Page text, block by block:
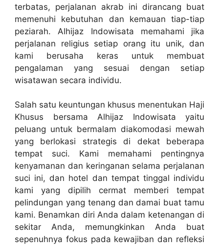
terbatas, perjalanan akrab ini dirancang buat
memenuhi kebutuhan dan kemauan tiap-tiap
peziarah. Alhijaz Indowisata memahami jika
perjalanan religius setiap orang itu unik, dan
kami berusaha keras untuk membuat
pengalaman yang sesuai dengan setiap
wisatawan secara individu.
Salah satu keuntungan khusus menentukan Haji
Khusus bersama Alhijaz Indowisata yaitu
peluang untuk bermalam diakomodasi mewah
yang berlokasi strategis di dekat beberapa
tempat suci. Kami memahami pentingnya
kenyamanan dan keringanan selama perjalanan
suci ini, dan hotel dan tempat tinggal individu
kami yang dipilih cermat memberi tempat
pelindungan yang tenang dan damai buat tamu
kami. Benamkan diri Anda dalam ketenangan di
sekitar Anda, memungkinkan Anda buat
sepenuhnya fokus pada kewajiban dan refleksi